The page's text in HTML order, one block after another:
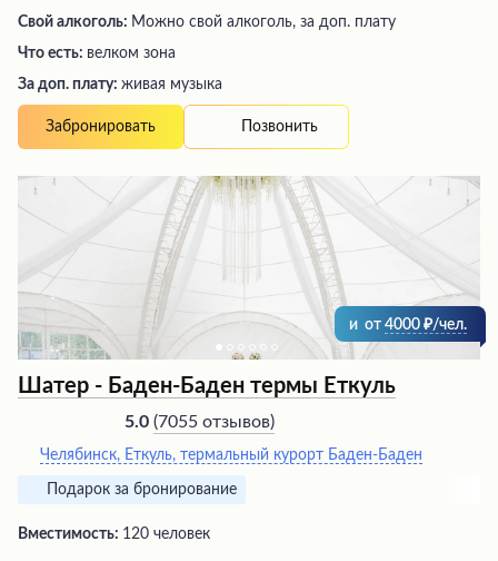
Свой алкоголь: Можно свой алкоголь, за доп. плату
Что есть: велком зона
За доп. плату: живая музыка
Забронировать Позвонить
и от 4000 /чел.
Шатер - Баден-Баден термы Еткуль
5.0 (7055 отзывов)
Челябинск, Еткуль, термальный курорт Баден-Баден
Подарок за бронирование
Вместимость: 120 человек